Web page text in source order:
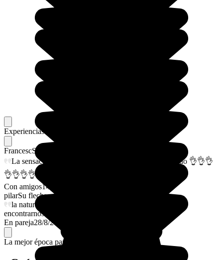
Experiencias memorables
FrancescSu flechazo
La sensación de no estar solo ante un lugar desconocido 👌👌👌
👌👌👌👌👌
Con amigos14/7/2026
pilarSu flechazo
la naturaleza y ojalá hubiéramos visto más!! sobretodo
encontrarnos con animales salvajes!
En pareja28/8/2025
La mejor época para ir.